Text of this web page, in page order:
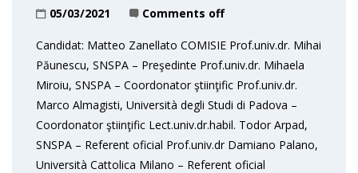
05/03/2021 Comments off
Candidat: Matteo Zanellato COMISIE Prof.univ.dr. Mihai
Păunescu, SNSPA – Preşedinte Prof.univ.dr. Mihaela
Miroiu, SNSPA – Coordonator ştiinţific Prof.univ.dr.
Marco Almagisti, Università degli Studi di Padova –
Coordonator ştiinţific Lect.univ.dr.habil. Todor Arpad,
SNSPA – Referent oficial Prof.univ.dr Damiano Palano,
Università Cattolica Milano – Referent oficial